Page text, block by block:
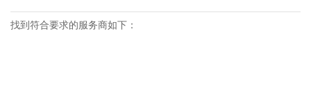
找到符合要求的服务商如下：